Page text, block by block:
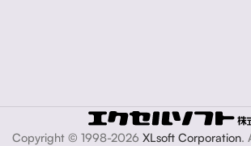
Copyright © 1998-2026 XLsoft Corporation.